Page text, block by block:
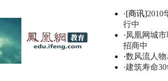
·[商讯]2010
行中
·凤凰网城
招商中
·数风流人
·建筑寿命